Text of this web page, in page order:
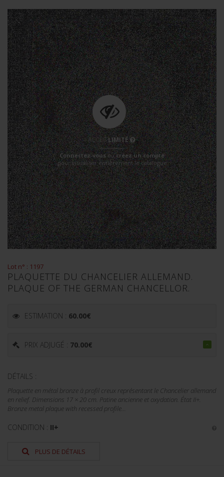
ACCÈSLIMITÉ
Connectez-vousoucréez un compte
pour visualiser entièrement le catalogue
Lot n° : 1197
PLAQUETTE DU CHANCELIER ALLEMAND.
PLAQUE OF THE GERMAN CHANCELLOR.
ESTIMATION : 60.00€
PRIX ADJUGÉ : 70.00€
DÉTAILS :
Plaquette en métal bronze à profil creux représentant le Chancelier allemand
en relief. Dimensions 17 × 20 cm. Patine ancienne et oxydation. État II+.
Bronze metal plaque with recessed profile...
CONDITION : II+
PLUS DE DÉTAILS